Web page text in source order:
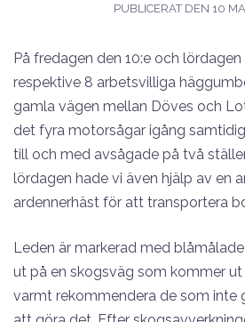
PUBLICERAT DEN 10
På fredagen den 10:e och lördagen
respektive 8 arbetsvilliga
gamla vägen mellan Döves och
det fyra motorsågar igång
till och med avsågade på två
lördagen hade vi även hjälp av en
ardennerhäst för att transportera
Leden är markerad med
ut på en skogsväg som kommer ut
varmt rekommendera de som inte